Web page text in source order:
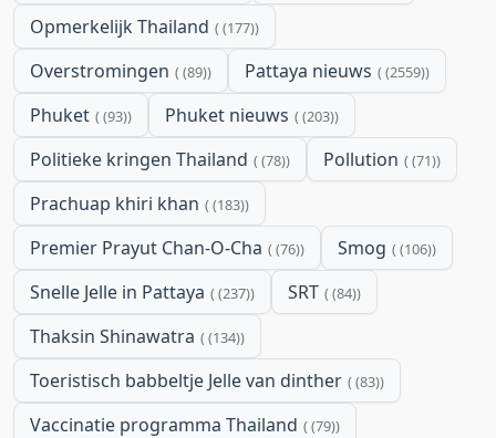
Opmerkelijk Thailand (177)
Overstromingen (89) Pattaya nieuws (2559)
Phuket (93) Phuket nieuws (203)
Politieke kringen Thailand (78) Pollution (71)
Prachuap khiri khan (183)
Premier Prayut Chan-O-Cha (76) Smog (106)
Snelle Jelle in Pattaya (237) SRT (84)
Thaksin Shinawatra (134)
Toeristisch babbeltje Jelle van dinther (83)
Vaccinatie programma Thailand (79)